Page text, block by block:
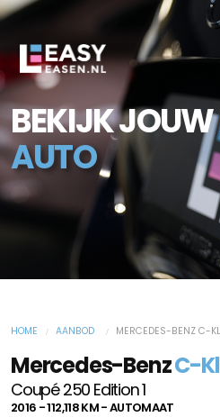
BEKIJK JOUW
AUTO
HOME AANBOD MERCEDES-BENZ C-
Mercedes-BenzC-
Coupé 250 Edition 1
2016 - 112,118 KM - AUTOMAAT